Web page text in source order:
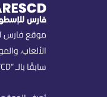
الألعاب،
سابقًا بالـ “CD” أو “DVD”.